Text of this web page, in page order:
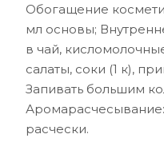
Обогащение
мл основы;
в чай,
салаты, соки (1 к),
Запивать большим
расчески.